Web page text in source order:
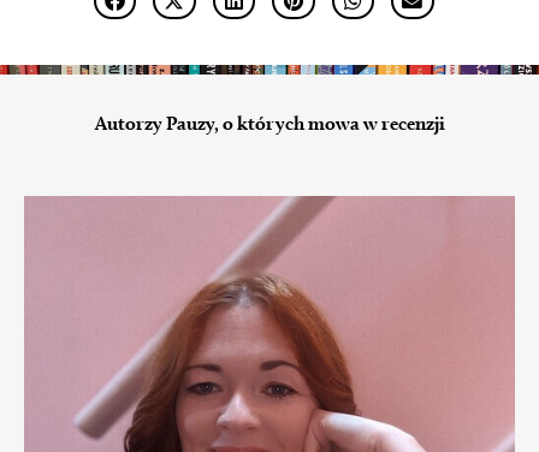
Autorzy Pauzy, o których mowa w recenzji